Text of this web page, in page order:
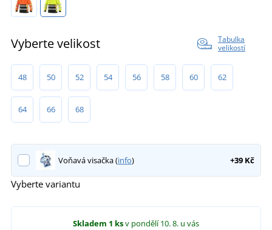
Vyberte velikost
Tabulka
velikostí
48 50 52 54 56 58 60 62
64 66 68
Voňavá visačka (info) +39 Kč
Vyberte variantu
Skladem 1 ksv pondělí 10. 8. u vás